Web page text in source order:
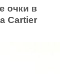
очки в
Cartier